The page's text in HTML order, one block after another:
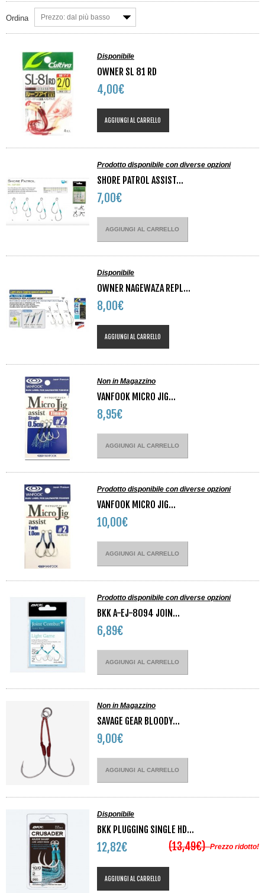
Ordina Prezzo: dal più basso
Disponibile
OWNER SL 81 RD
4,00€
AGGIUNGI AL CARRELLO
Prodotto disponibile con diverse opzioni
SHORE PATROL ASSIST...
7,00€
AGGIUNGI AL CARRELLO
Disponibile
OWNER NAGEWAZA REPL...
8,00€
AGGIUNGI AL CARRELLO
Non in Magazzino
VANFOOK MICRO JIG...
8,95€
AGGIUNGI AL CARRELLO
Prodotto disponibile con diverse opzioni
VANFOOK MICRO JIG...
10,00€
AGGIUNGI AL CARRELLO
Prodotto disponibile con diverse opzioni
BKK A-EJ-8094 JOIN...
6,89€
AGGIUNGI AL CARRELLO
Non in Magazzino
SAVAGE GEAR BLOODY...
9,00€
AGGIUNGI AL CARRELLO
Disponibile
BKK PLUGGING SINGLE HD...
Prezzo ridotto!
12,82€ (13,49€)
AGGIUNGI AL CARRELLO